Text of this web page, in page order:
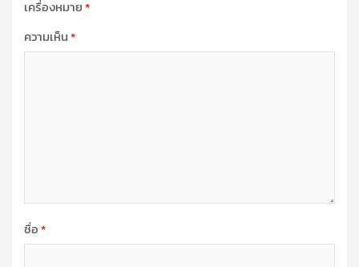
เครื่องหมาย*
ความเห็น*
ชื่อ*